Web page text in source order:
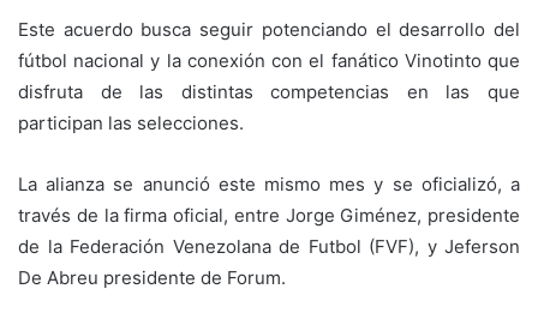
Este acuerdo busca seguir potenciando el desarrollo del
fútbol nacional y la conexión con el fanático Vinotinto que
disfruta de las distintas competencias en las que
participan las selecciones.
La alianza se anunció este mismo mes y se oficializó, a
través de la firma oficial, entre Jorge Giménez, presidente
de la Federación Venezolana de Futbol (FVF), y Jeferson
De Abreu presidente de Forum.